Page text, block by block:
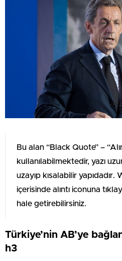
Bu alan “Black Quote” –
kullanılabilmektedir, yazı
uzayıp kısalabilir
içerisinde alıntı iconuna
hale getirebilirsiniz.
Türkiye’nin AB’ye
h3